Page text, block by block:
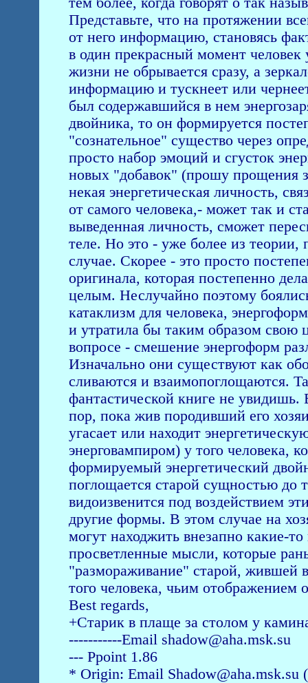
Представьте, что на протяжении
от него информацию, становясь
в один прекрасный момент
жизни не обрывается сразу, а
информацию и тускнеет или
был содержавшийся в нем
двойника, то он формируется
"сознательное" существо через
просто набор эмоций и сгусток
новых "добавок" (прошу прощения
некая энергетическая личность,
от самого человека,- может так и
выведенная личность, сможет
теле. Hо это - уже более из
случае. Скорее - это просто
оригинала, которая постепенно
целым. Hеслучайно поэтому
катаклизм для человека,
и утратила бы таким образом свою
вопросе - смешение энергоформ
Изначально они существуют как
сливаются и взаимопоглощаются.
фантастической книге не
пор, пока жив породивший его
угасает или находит
энерговампиром) у того человека,
формируемый энергетический
поглощается старой сущностью до
видоизвенится под воздействием
другие формы. В этом случае на
могут находжить внезапно какие-
просветленные мысли, которые
"размораживание" старой, жившей
того человека, чьим отображением
Best regards,
+Старик в плаще за столом у
-----------Email shadow@aha.msk.su
--- Ppoint 1.86
* Origin: Email Shadow@aha.msk.su